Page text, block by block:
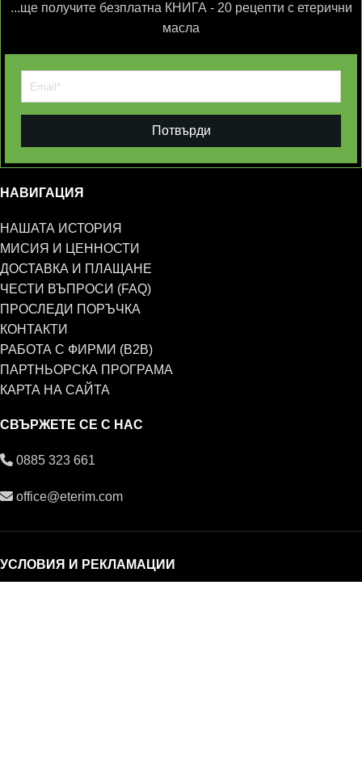
...ще получите безплатна КНИГА - 20 рецепти с етерични
масла
Потвърди
НАВИГАЦИЯ
НАШАТА ИСТОРИЯ
МИСИЯ И ЦЕННОСТИ
ДОСТАВКА И ПЛАЩАНЕ
ЧЕСТИ ВЪПРОСИ (FAQ)
ПРОСЛЕДИ ПОРЪЧКА
КОНТАКТИ
РАБОТА С ФИРМИ (B2B)
ПАРТНЬОРСКА ПРОГРАМА
КАРТА НА САЙТА
СВЪРЖЕТЕ СЕ С НАС
0885 323 661
office@eterim.com
УСЛОВИЯ И РЕКЛАМАЦИИ